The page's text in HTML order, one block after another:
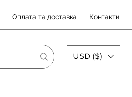
USD ($)
Оплата та доставка Контакти